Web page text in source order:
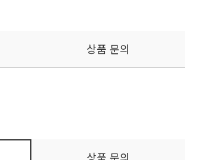
상품 문의